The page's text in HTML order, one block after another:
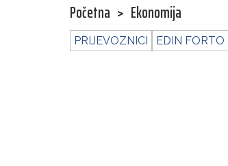
Početna > Ekonomija
PRIJEVOZNICI EDIN FORTO